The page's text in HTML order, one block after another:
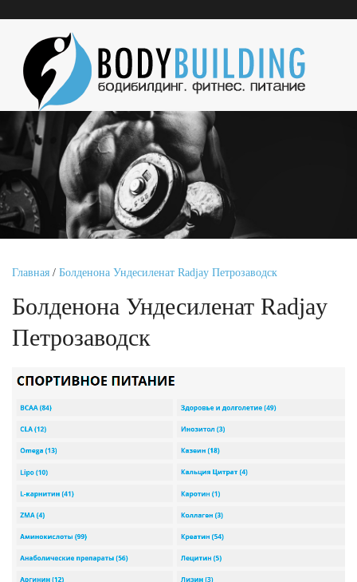
Главная / Болденона Ундесиленат Radjay Петрозаводск
Болденона Ундесиленат Radjay
Петрозаводск